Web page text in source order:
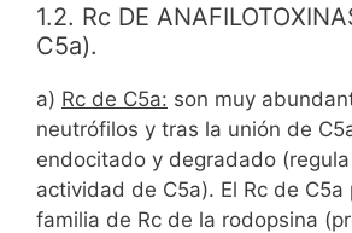
1.2. Rc DE
C5a).
a) Rc de C5a: son muy
neutrófilos y tras la unión de
endocitado y degradado
actividad de C5a). El Rc de
familia de Rc de la rodopsina